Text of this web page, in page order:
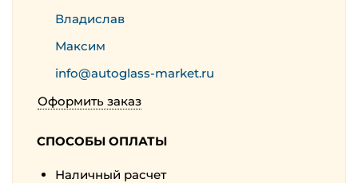
Владислав
Максим
info@autoglass-market.ru
Оформить заказ
СПОСОБЫ ОПЛАТЫ
Наличный расчет